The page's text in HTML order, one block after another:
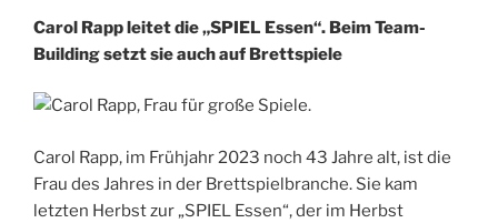
Carol Rapp leitet die „SPIEL Essen“. Beim Team-
Building setzt sie auch auf Brettspiele
Carol Rapp, im Frühjahr 2023 noch 43 Jahre alt, ist die
Frau des Jahres in der Brettspielbranche. Sie kam
letzten Herbst zur „SPIEL Essen“, der im Herbst